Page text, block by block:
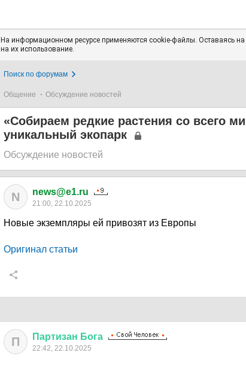
На информационном ресурсе применяются cookie-файлы. Оставаясь на
на их использование.
Поиск по форумам
Общение Обсуждение новостей
«Собираем редкие растения со всего
уникальный экопарк
Обсуждение новостей
N news@e1.ru
21:00, 22.10.2025
Новые экземпляры ей привозят из Европы
Оригинал статьи
П Партизан Бога
22:42, 22.10.2025